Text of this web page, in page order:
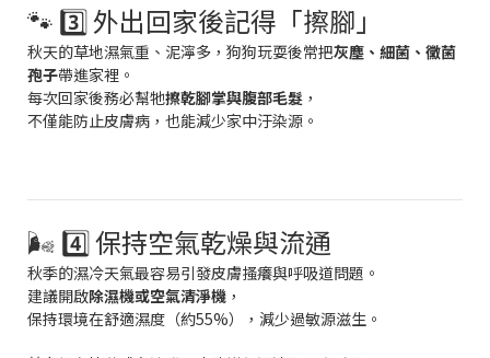
🐾 3️⃣ 外出回家後記得「擦腳」
秋天的草地濕氣重、泥濘多，狗狗玩耍後常把灰塵、細菌、黴菌
孢子帶進家裡。
每次回家後務必幫牠擦乾腳掌與腹部毛髮 ，
不僅能防止皮膚病，也能減少家中汙染源。
🌬️ 4️⃣ 保持空氣乾燥與流通
秋季的濕冷天氣最容易引發皮膚搔癢與呼吸道問題。
建議開啟除濕機或空氣清淨機 ，
保持環境在舒適濕度（約55%），減少過敏源滋生。